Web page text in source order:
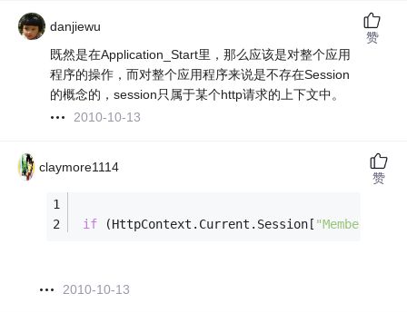
danjiewu
既然是在Application_Start里，那么应该是对整个应用
程序的操作，而对整个应用程序来说是不存在Session
的概念的，session只属于某个http请求的上下文中。
2010-10-13
赞
claymore1114
if (HttpContext.Current.Session[ "Member"
2010-10-13
赞